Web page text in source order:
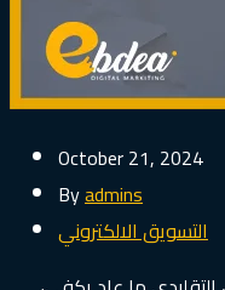
October 21, 2024
Byadmins
التسويق الالكتروني